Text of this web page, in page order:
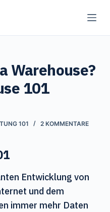
Warehouse?
101
101 2 KOMMENTARE
Entwicklung von
und dem
immer mehr Daten